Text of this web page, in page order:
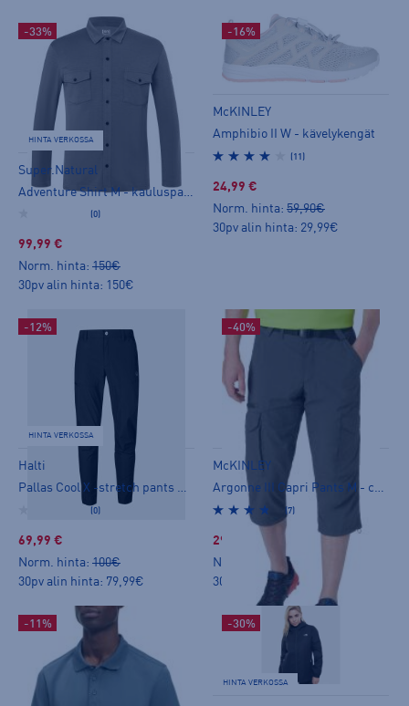
-33%
HINTA VERKOSSA
Super.Natural
Adventure Shirt M - kauluspaita
(0)
99,99 €
Norm. hinta: 150€
30pv alin hinta: 150€
-16%
McKINLEY
Amphibio II W - kävelykengät
(11)
24,99 €
Norm. hinta: 59,90€
30pv alin hinta: 29,99€
-12%
HINTA VERKOSSA
Halti
Pallas Cool X -stretch pants M - stretch-housut
(0)
69,99 €
Norm. hinta: 100€
30pv alin hinta: 79,99€
-40%
McKINLEY
Argonne III Capri Pants M - caprit
(7)
29,99 €
Norm. hinta: 54,90€
30pv alin hinta: 49,99€
-11% -30%
HINTA VERKOSSA